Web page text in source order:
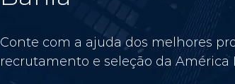
Conte com a ajuda dos melhores
recrutamento e seleção da América